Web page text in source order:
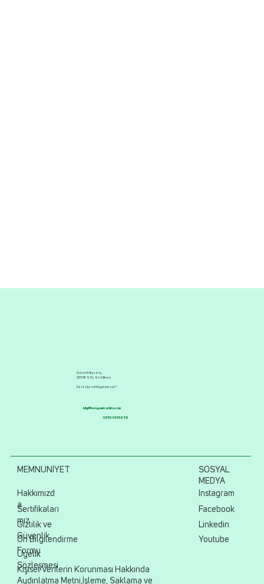
Güvenli Alışveriş
256 Bit SSL Sertifikası
Desteğe mi ihtiyacınız var?
bilgi@kuruyemisonline.com
0850 304 56 56
Hakkımızd
a
Sertifikaları
mız
MEMNUNİYET
Gizlilik ve
Güvenlik
Ön Bilgilendirme
Formu
Üyelik
Sözleşmesi
Kişisel Verilerin Korunması Hakkında
Aydınlatma Metni,İşleme, Saklama ve
SOSYAL
MEDYA
Instagram
Facebook
Linkedin
Youtube